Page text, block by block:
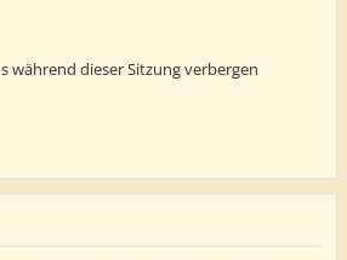
während dieser Sitzung verbergen